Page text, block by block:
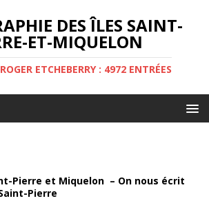
DES ÎLES SAINT-
ET-MIQUELON
ETCHEBERRY : 4972 ENTRÉES
Pierre et Miquelon – On nous écrit
Pierre